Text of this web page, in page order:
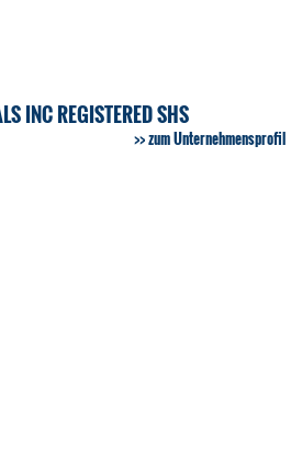
INC REGISTERED SHS
zum Unternehmensprofil